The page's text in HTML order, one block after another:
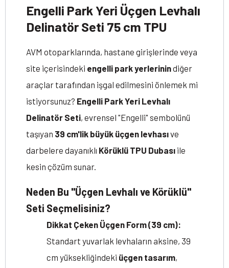
Engelli Park Yeri Üçgen Levhalı
Delinatör Seti 75 cm TPU
AVM otoparklarında, hastane girişlerinde veya
site içerisindeki engelli park yerlerinindiğer
araçlar tarafından işgal edilmesini önlemek mi
istiyorsunuz? Engelli Park Yeri Levhalı
Delinatör Seti, evrensel "Engelli" sembolünü
taşıyan 39 cm'lik büyük üçgen levhasıve
darbelere dayanıklı Körüklü TPU Dubası ile
kesin çözüm sunar.
Neden Bu "Üçgen Levhalı ve Körüklü"
Seti Seçmelisiniz?
Dikkat Çeken Üçgen Form (39 cm):
Standart yuvarlak levhaların aksine, 39
cm yüksekliğindeki üçgen tasarım,